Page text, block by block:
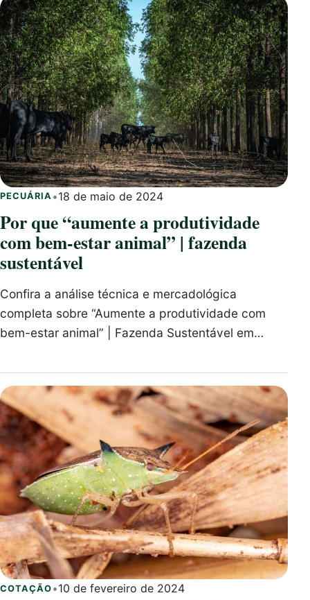
PECUÁRIA •18 de maio de 2024
Por que “aumente a produtividade
com bem-estar animal” | fazenda
sustentável
Confira a análise técnica e mercadológica
completa sobre “Aumente a produtividade com
bem-estar animal” | Fazenda Sustentável em…
COTAÇÃO •10 de fevereiro de 2024